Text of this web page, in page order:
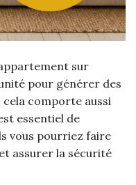
sur
pour générer des
cela comporte aussi
essentiel de
vous pourriez faire
assurer la sécurité